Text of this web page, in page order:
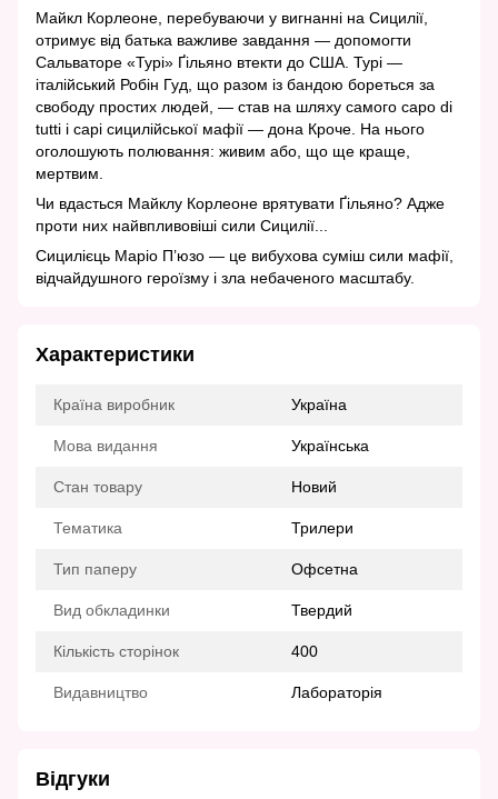
Майкл Корлеоне, перебуваючи у вигнанні на Сицилії,
отримує від батька важливе завдання — допомогти
Сальваторе «Турі» Ґільяно втекти до США. Турі —
італійський Робін Гуд, що разом із бандою бореться за
свободу простих людей, — став на шляху самого capo di
tutti i capi сицилійської мафії — дона Кроче. На нього
оголошують полювання: живим або, що ще краще,
мертвим.
Чи вдасться Майклу Корлеоне врятувати Ґільяно? Адже
проти них найвпливовіші сили Сицилії...
Сицилієць Маріо П’юзо — це вибухова суміш сили мафії,
відчайдушного героїзму і зла небаченого масштабу.
Характеристики
Країна виробник Україна
Мова видання Українська
Стан товару Новий
Тематика Трилери
Тип паперу Офсетна
Вид обкладинки Твердий
Кількість сторінок 400
Видавництво Лабораторія
Відгуки